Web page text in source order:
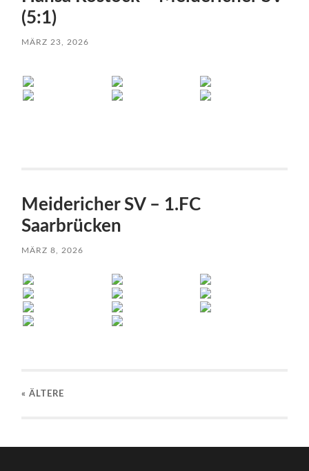
(5:1)
MÄRZ 23, 2026
Meidericher SV – 1.FC
Saarbrücken
MÄRZ 8, 2026
« ÄLTERE